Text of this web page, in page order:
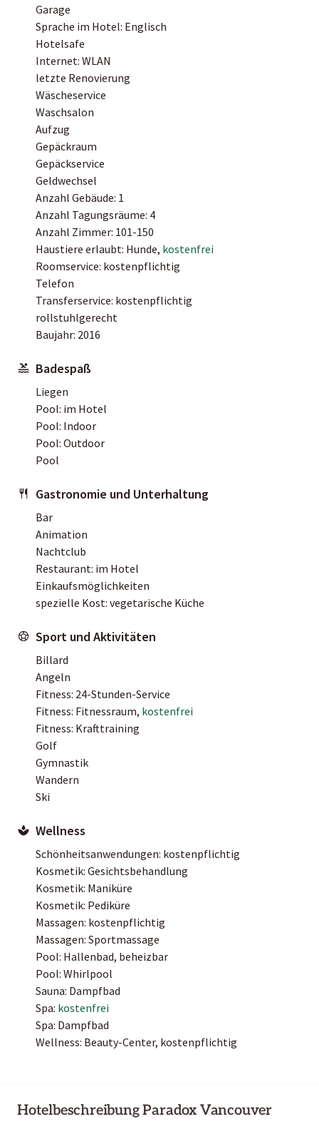
Garage
Sprache im Hotel: Englisch
Hotelsafe
Internet: WLAN
letzte Renovierung
Wäscheservice
Waschsalon
Aufzug
Gepäckraum
Gepäckservice
Geldwechsel
Anzahl Gebäude: 1
Anzahl Tagungsräume: 4
Anzahl Zimmer: 101-150
Haustiere erlaubt: Hunde, kostenfrei
Roomservice: kostenpflichtig
Telefon
Transferservice: kostenpflichtig
rollstuhlgerecht
Baujahr: 2016
Badespaß
Liegen
Pool: im Hotel
Pool: Indoor
Pool: Outdoor
Pool
Gastronomie und Unterhaltung
Bar
Animation
Nachtclub
Restaurant: im Hotel
Einkaufsmöglichkeiten
spezielle Kost: vegetarische Küche
Sport und Aktivitäten
Billard
Angeln
Fitness: 24-Stunden-Service
Fitness: Fitnessraum, kostenfrei
Fitness: Krafttraining
Golf
Gymnastik
Wandern
Ski
Wellness
Schönheitsanwendungen: kostenpflichtig
Kosmetik: Gesichtsbehandlung
Kosmetik: Maniküre
Kosmetik: Pediküre
Massagen: kostenpflichtig
Massagen: Sportmassage
Pool: Hallenbad, beheizbar
Pool: Whirlpool
Sauna: Dampfbad
Spa: kostenfrei
Spa: Dampfbad
Wellness: Beauty-Center, kostenpflichtig
Hotelbeschreibung Paradox Vancouver